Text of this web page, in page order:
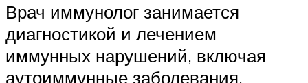
Врач иммунолог занимается
диагностикой и лечением
иммунных нарушений, включая
аутоиммунные заболевания,